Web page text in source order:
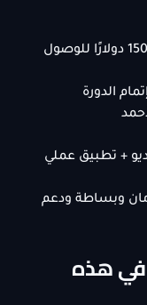
: فقط 150 دولارًا للوصول
الدورة
+ تطبيق عملي
وبساطة ودعم
في هذه